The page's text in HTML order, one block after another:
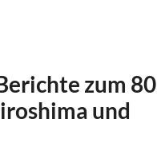
zum
und